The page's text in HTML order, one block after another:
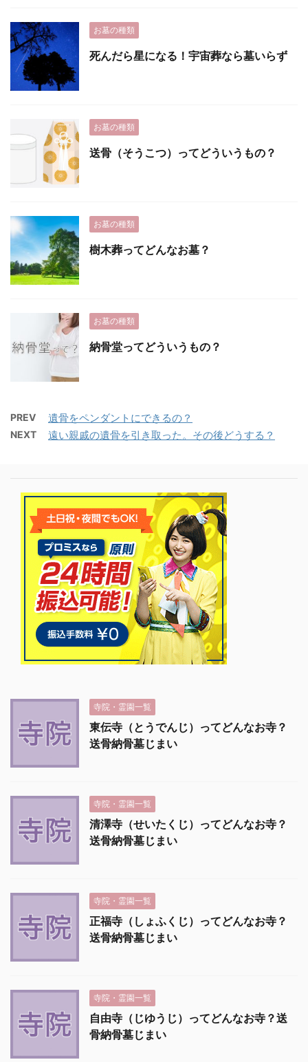
お墓の種類
死んだら星になる！宇宙葬なら墓いらず
お墓の種類
送骨（そうこつ）ってどういうもの？
お墓の種類
樹木葬ってどんなお墓？
お墓の種類
納骨堂ってどういうもの？
PREV 遺骨をペンダントにできるの？
NEXT 遠い親戚の遺骨を引き取った。その後どうする？
寺院・霊園一覧
東伝寺（とうでんじ）ってどんなお寺？
送骨納骨墓じまい
寺院・霊園一覧
清澤寺（せいたくじ）ってどんなお寺？
送骨納骨墓じまい
寺院・霊園一覧
正福寺（しょふくじ）ってどんなお寺？
送骨納骨墓じまい
寺院・霊園一覧
自由寺（じゆうじ）ってどんなお寺？送
骨納骨墓じまい